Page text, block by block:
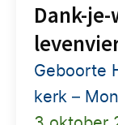
Dank-
Geboorte
kerk –